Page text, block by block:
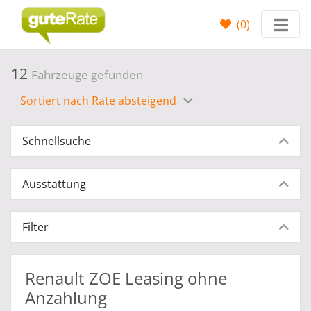
(0)
12 Fahrzeuge gefunden
Sortiert nach Rate absteigend
Schnellsuche
Ausstattung
Filter
Renault ZOE Leasing ohne
Anzahlung